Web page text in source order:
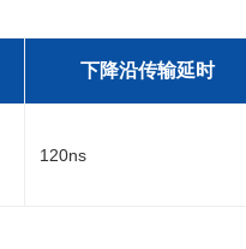
下降沿传输延时
120ns